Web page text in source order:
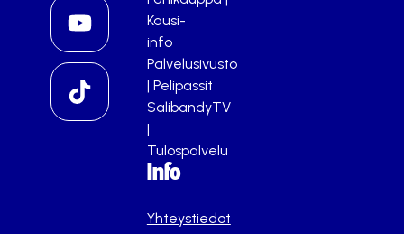
Kausi-
info
Palvelusivusto
| Pelipassit
SalibandyTV
|
Tulospalvelu
Info
Yhteystiedot